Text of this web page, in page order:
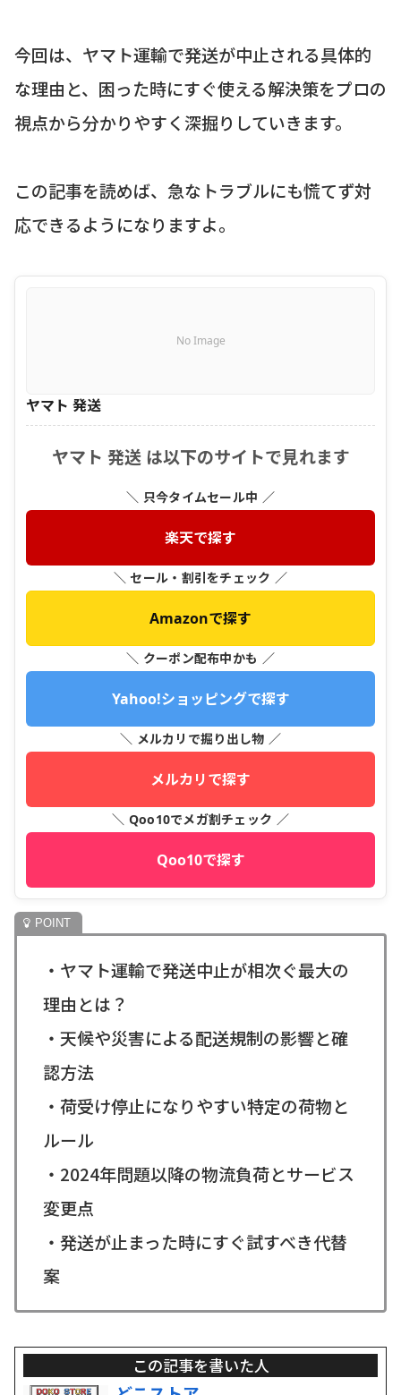
今回は、ヤマト運輸で発送が中止される具体的
な理由と、困った時にすぐ使える解決策をプロの
視点から分かりやすく深掘りしていきます。
この記事を読めば、急なトラブルにも慌てず対
応できるようになりますよ。
No Image
ヤマト 発送
ヤマト 発送 は以下のサイトで見れます
＼ 只今タイムセール中 ／
楽天で探す
＼ セール・割引をチェック ／
Amazonで探す
＼ クーポン配布中かも ／
Yahoo!ショッピングで探す
＼ メルカリで掘り出し物 ／
メルカリで探す
＼ Qoo10でメガ割チェック ／
Qoo10で探す
・ヤマト運輸で発送中止が相次ぐ最大の
理由とは？
・天候や災害による配送規制の影響と確
認方法
・荷受け停止になりやすい特定の荷物と
ルール
・2024年問題以降の物流負荷とサービス
変更点
・発送が止まった時にすぐ試すべき代替
案
この記事を書いた人